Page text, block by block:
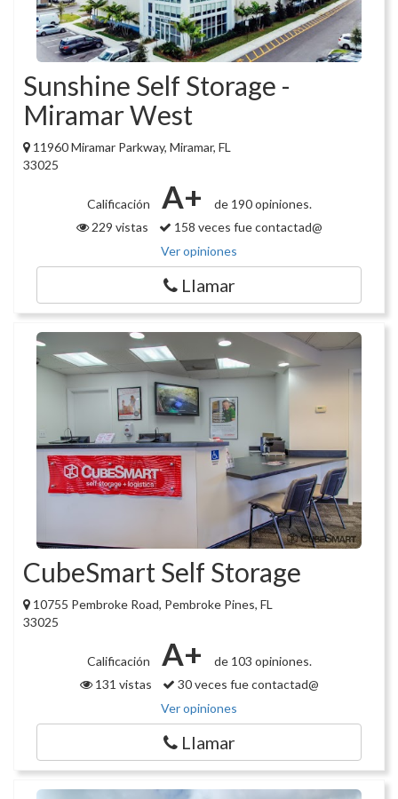
Sunshine Self Storage -
Miramar West
11960 Miramar Parkway, Miramar, FL
33025
Calificación A+
de 190 opiniones.
229 vistas
158 veces fue contactad@
Ver opiniones
Llamar
CubeSmart Self Storage
10755 Pembroke Road, Pembroke Pines, FL
33025
Calificación A+
de 103 opiniones.
131 vistas
30 veces fue contactad@
Ver opiniones
Llamar